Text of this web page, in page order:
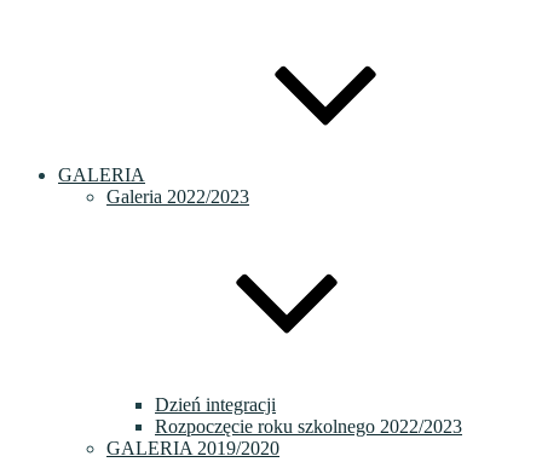
GALERIA
Galeria 2022/2023
Dzień integracji
Rozpoczęcie roku szkolnego 2022/2023
GALERIA 2019/2020